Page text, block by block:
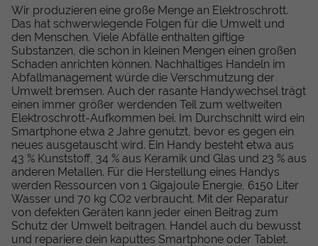
Wir produzieren eine große Menge an Elektroschrott.
Das hat schwerwiegende Folgen für die Umwelt und
den Menschen. Viele Abfälle enthalten giftige
Substanzen, die schon in kleinen Mengen einen großen
Schaden anrichten können. Nachhaltiges Handeln im
Abfallmanagement würde die Verschmutzung der
Umwelt bremsen. Auch der rasante Handywechsel trägt
einen immer größer werdenden Teil zum weltweiten
Elektroschrott-Aufkommen bei. Im Durchschnitt wird ein
Smartphone etwa 2 Jahre genutzt, bevor es gegen ein
neues ausgetauscht wird. Ein Handy besteht etwa aus
43 % Kunststoff, 34 % aus Keramik und Glas und 23 % aus
anderen Metallen. Für die Herstellung eines Handys
werden Ressourcen von 1 Gigajoule Energie, 6150 Liter
Wasser und 70 kg CO2 verbraucht. Mit der Reparatur
von defekten Geräten kann jeder einen Beitrag zum
Schutz der Umwelt beitragen. Handel auch du bewusst
und repariere dein kaputtes Smartphone oder Tablet.